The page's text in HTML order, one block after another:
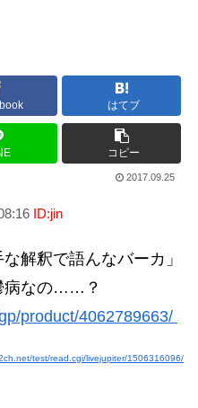
はてブ
コピー
2017.09.25
ID:jin
解釈で語んなバーカ」
病なの……？
product/4062789663/
test/read.cgi/livejupiter/1506316096/